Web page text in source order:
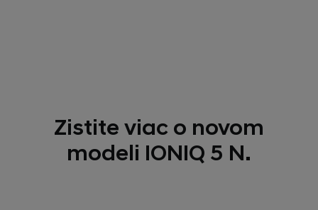
Zistite viac o novom
modeli IONIQ 5 N.